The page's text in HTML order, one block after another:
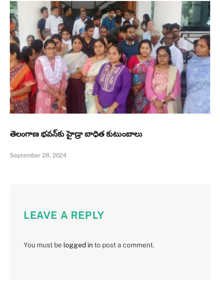
తెలంగాణ భవన్‌కు హైడ్రా బాధిత కుటుంబాలు
September 28, 2024
LEAVE A REPLY
You must be logged into post a comment.